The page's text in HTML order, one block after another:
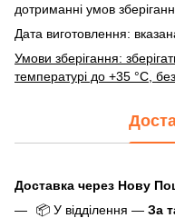
дотриманні умов
Дата виготовлення:
Умови зберігання:
температурі до +35 °C,
Доставка через Нову
📦 У відділення — За